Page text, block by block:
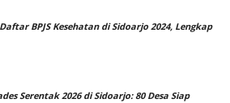
BPJS Kesehatan di Sidoarjo 2024, Lengkap
Serentak 2026 di Sidoarjo: 80 Desa Siap